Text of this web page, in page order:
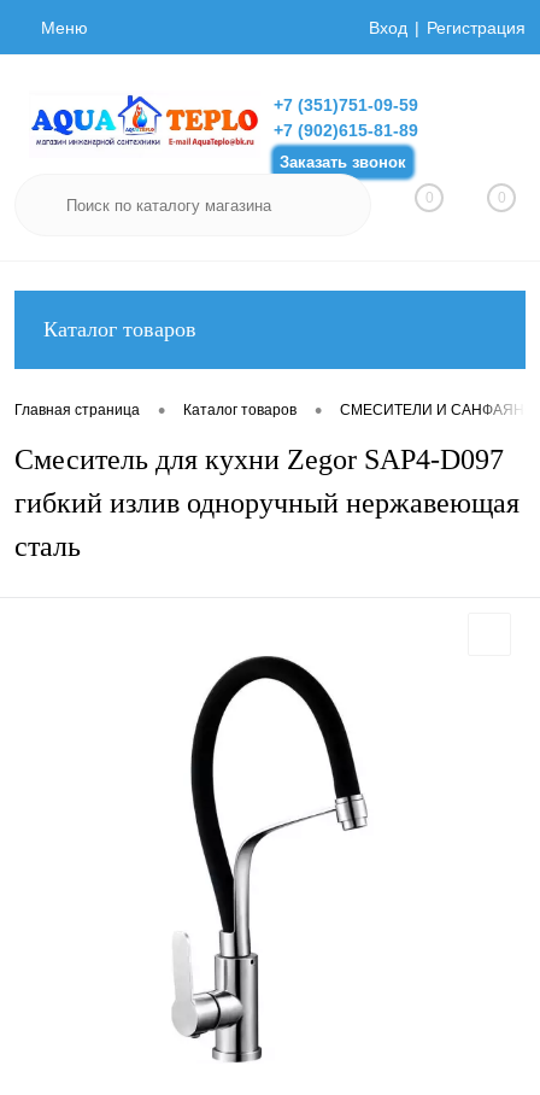
Меню Вход Регистрация
+7 (351)751-09-59
+7 (902)615-81-89
Заказать звонок
0 0
Каталог товаров
Главная страница • Каталог товаров • СМЕСИТЕЛИ И САНФАЯНС
Смеситель для кухни Zegor SAP4-D097
гибкий излив одноручный нержавеющая
сталь